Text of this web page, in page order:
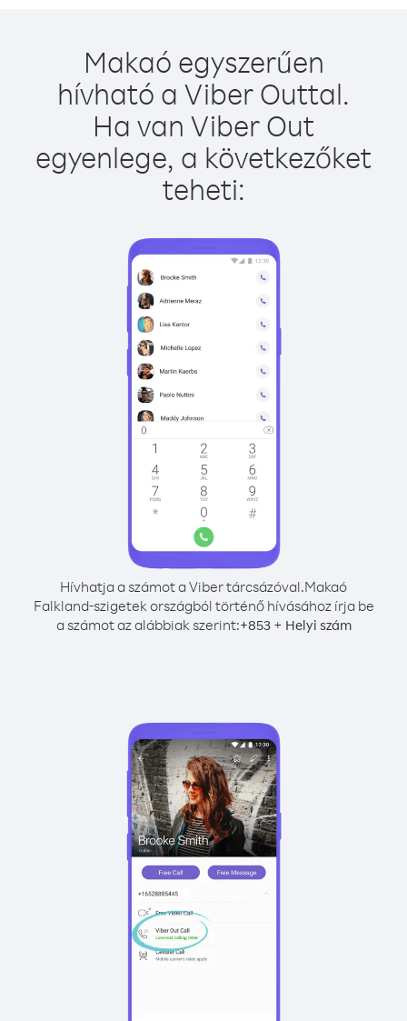
Makaó egyszerűen
hívható a Viber Outtal.
Ha van Viber Out
egyenlege, a következőket
teheti:
Hívhatja a számot a Viber tárcsázóval.Makaó
Falkland-szigetek országból történő hívásához írja be
a számot az alábbiak szerint:+853+ Helyi szám